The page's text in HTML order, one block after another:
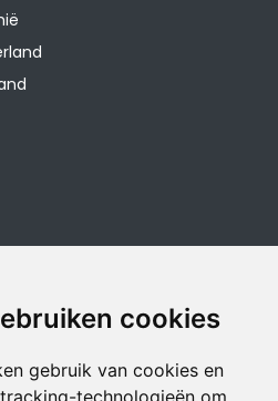
cookies
gebruik van cookies en
technologieën om